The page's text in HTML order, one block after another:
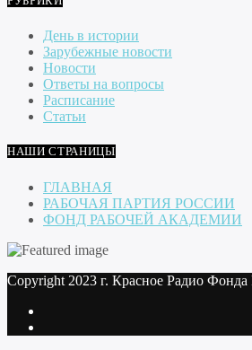
День в истории
Зарубежные новости
Новости
Ответы на вопросы
Расписание
Статьи
НАШИ СТРАНИЦЫ
ГЛАВНАЯ
РАБОЧАЯ ПАРТИЯ РОССИИ
ФОНД РАБОЧЕЙ АКАДЕМИИ
Copyright 2023 г. Красное Радио